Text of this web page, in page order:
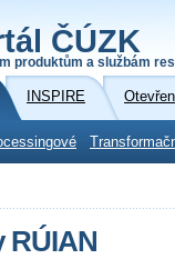
ČÚZK
produktům a službám
INSPIRE
RÚIAN